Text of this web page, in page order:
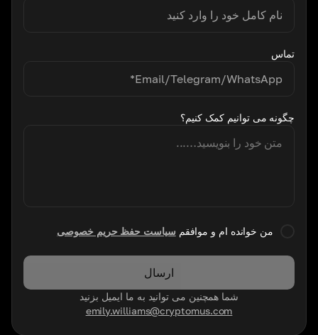
تماس
چگونه می توانیم کمک کنیم؟
من خوانده ام و موافقم سیاست حفظ حریم خصوصی
ارسال
شما همچنین می توانید به ما ایمیل بزنید
emily.williams@cryptomus.com